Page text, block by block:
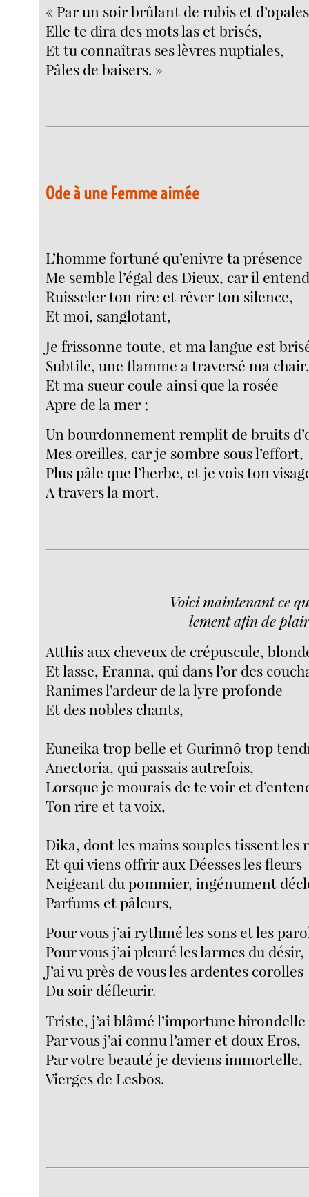
« Par un soir brûlant de rubis et d’opales
Elle te dira des mots las et brisés,
Et tu connaîtras ses lèvres nuptiales,
Pâles de baisers. »
Ode à une Femme aimée
L’homme fortuné qu’enivre ta présence
Me semble l’égal des Dieux, car il
Ruisseler ton rire et rêver ton silence,
Et moi, sanglotant,
Je frissonne toute, et ma langue est
Subtile, une flamme a traversé ma
Et ma sueur coule ainsi que la rosée
Apre de la mer ;
Un bourdonnement remplit de bruits
Mes oreilles, car je sombre sous l’effort,
Plus pâle que l’herbe, et je vois ton
A travers la mort.
Voici maintenant ce
lement afin de
Atthis aux cheveux de crépuscule,
Et lasse, Eranna, qui dans l’or des
Ranimes l’ardeur de la lyre profonde
Et des nobles chants,
Euneika trop belle et Gurinnô trop
Anectoria, qui passais autrefois,
Lorsque je mourais de te voir et
Ton rire et ta voix,
Dika, dont les mains souples tissent les
Et qui viens offrir aux Déesses les fleurs
Neigeant du pommier, ingénument
Parfums et pâleurs,
Pour vous j’ai rythmé les sons et les
Pour vous j’ai pleuré les larmes du désir,
J’ai vu près de vous les ardentes corolles
Du soir défleurir.
Triste, j’ai blâmé l’importune hirondelle
Par vous j’ai connu l’amer et doux Eros,
Par votre beauté je deviens immortelle,
Vierges de Lesbos.